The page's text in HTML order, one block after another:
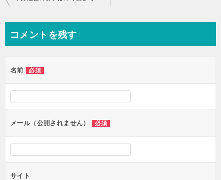
コメントを残す
名前 必須
メール（公開されません） 必須
サイト